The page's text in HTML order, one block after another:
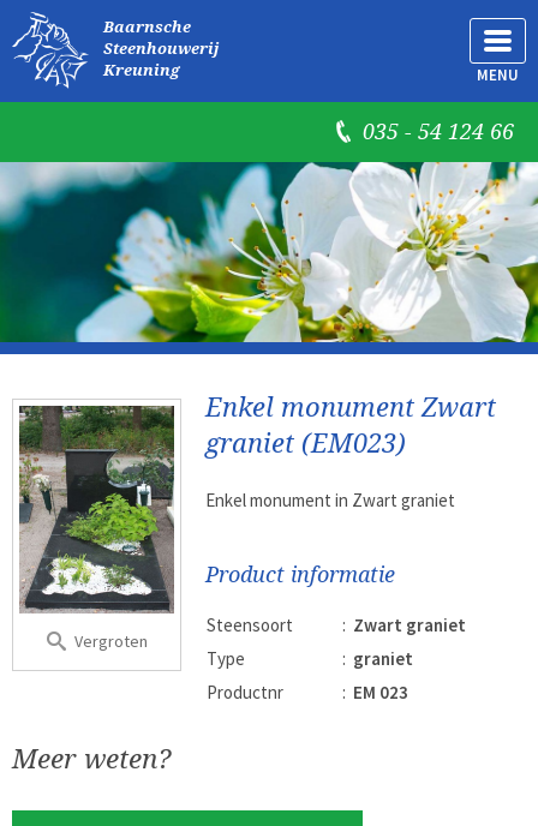
Baarnsche
Steenhouwerij
Kreuning
MENU
035 - 54 124 66
Vergroten
Enkel monument Zwart
graniet (EM023)
Enkel monument in Zwart graniet
Product informatie
Steensoort : Zwart graniet
Type
: graniet
Productnr
: EM 023
Meer weten?